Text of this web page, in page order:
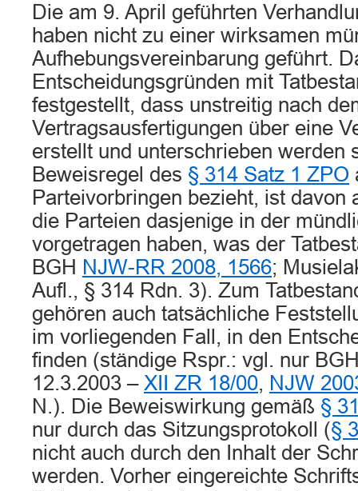
Die am 9. April geführten
haben nicht zu einer wirksamen
Aufhebungsvereinbarung geführt.
Entscheidungsgründen mit
festgestellt, dass unstreitig nach
Vertragsausfertigungen über eine
erstellt und unterschrieben werden
Beweisregel des § 314 Satz 1 ZPO
Parteivorbringen bezieht, ist davon
die Parteien dasjenige in der
vorgetragen haben, was der
BGH NJW-RR 2008, 1566;
Aufl., § 314 Rdn. 3). Zum
gehören auch tatsächliche
im vorliegenden Fall, in den
finden (ständige Rspr.: vgl. nur
12.3.2003 – XII ZR 18/00, NJW
N.). Die Beweiswirkung gemäß §
nur durch das Sitzungsprotokoll (§
nicht auch durch den Inhalt der
werden. Vorher eingereichte